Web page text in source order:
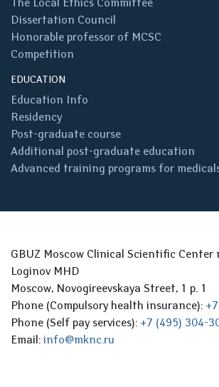
The Local Ethics Committee
Dissertation Council
Honorable professor of MCSC
Competition
EDUCATION
Education Info
Residency
Post-graduate course
Additional post-graduate education
Advanced training programs for
GBUZ Moscow Clinical Scientific
Loginov MHD
Moscow, Novogireevskaya Street, 1 p. 1
Phone (Compulsory health insurance):
Phone (Self pay services): +7 (495) 304-
Email: info@mknc.ru